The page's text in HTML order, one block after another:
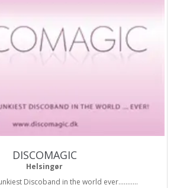
DISCOMAGIC
Helsingør
Discoband in the world ever...........